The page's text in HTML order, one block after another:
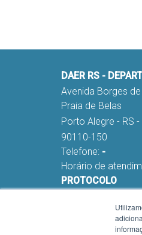
DAER RS -
Avenida Borges
Praia de Belas
Porto Alegre - RS -
90110-150
Telefone: -
Horário de
PROTOCOLO
nca-
Horário de